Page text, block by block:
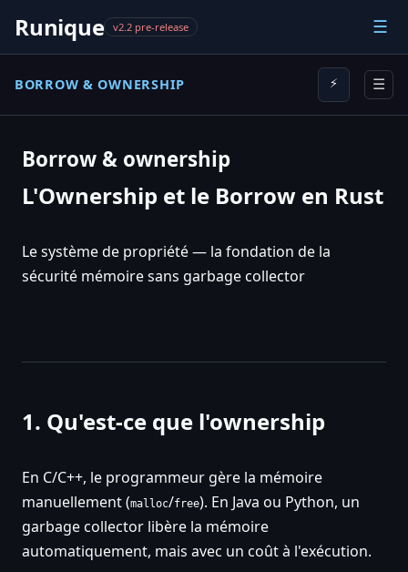
Runique v2.2 pre-release ☰
BORROW & OWNERSHIP ⚡ ☰
Borrow & ownership
L'Ownership et le Borrow en Rust
Le système de propriété — la fondation de la
sécurité mémoire sans garbage collector
1. Qu'est-ce que l'ownership
En C/C++, le programmeur gère la mémoire
manuellement (malloc/free). En Java ou Python, un
garbage collector libère la mémoire
automatiquement, mais avec un coût à l'exécution.